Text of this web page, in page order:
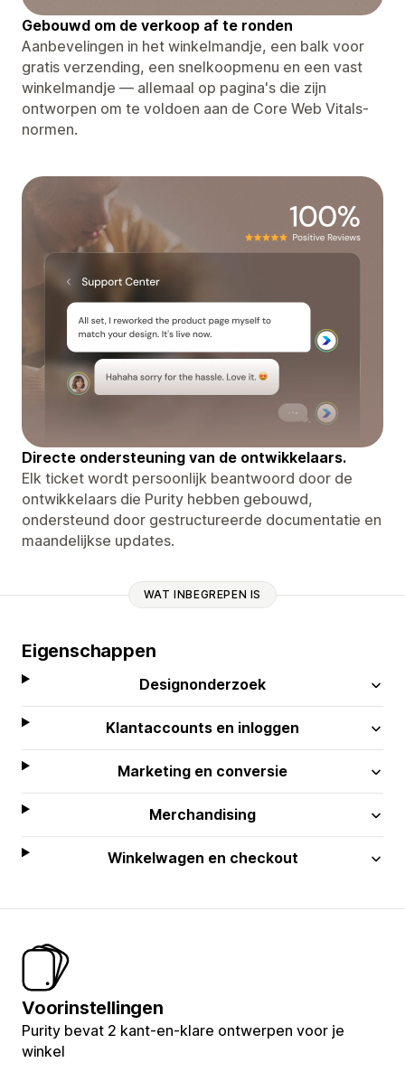
Gebouwd om de verkoop af te ronden
Aanbevelingen in het winkelmandje, een balk voor
gratis verzending, een snelkoopmenu en een vast
winkelmandje — allemaal op pagina's die zijn
ontworpen om te voldoen aan de Core Web Vitals-
normen.
Directe ondersteuning van de ontwikkelaars.
Elk ticket wordt persoonlijk beantwoord door de
ontwikkelaars die Purity hebben gebouwd,
ondersteund door gestructureerde documentatie en
maandelijkse updates.
WAT INBEGREPEN IS
Eigenschappen
Designonderzoek
Klantaccounts en inloggen
Marketing en conversie
Merchandising
Winkelwagen en checkout
Voorinstellingen
Purity bevat 2 kant-en-klare ontwerpen voor je
winkel